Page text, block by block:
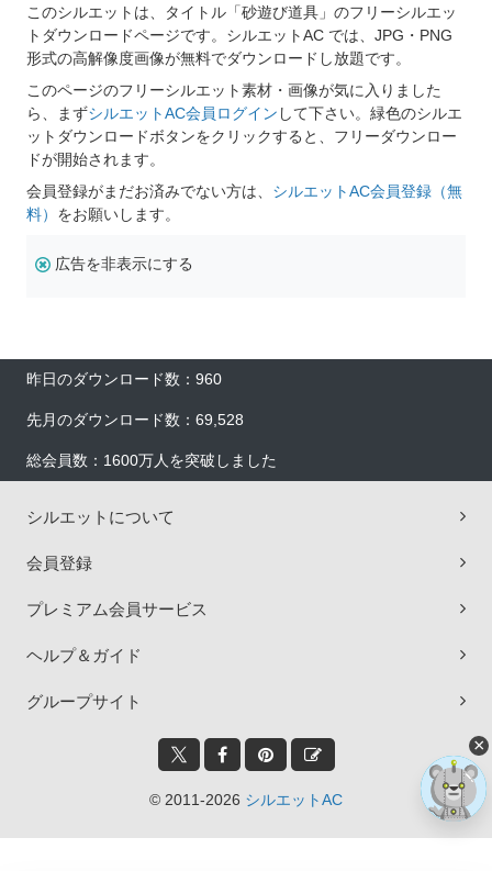
このシルエットは、タイトル「砂遊び道具」のフリーシルエッ
トダウンロードページです。シルエットAC では、JPG・PNG
形式の高解像度画像が無料でダウンロードし放題です。
このページのフリーシルエット素材・画像が気に入りました
ら、まずシルエットAC会員ログイン して下さい。緑色のシルエ
ットダウンロードボタンをクリックすると、フリーダウンロー
ドが開始されます。
会員登録がまだお済みでない方は、 シルエットAC会員登録（無
料） をお願いします。
広告を非表示にする
昨日のダウンロード数：960
先月のダウンロード数：69,528
総会員数：1600万人を突破しました
シルエットについて
会員登録
プレミアム会員サービス
ヘルプ＆ガイド
グループサイト
© 2011-2026 シルエットAC
×